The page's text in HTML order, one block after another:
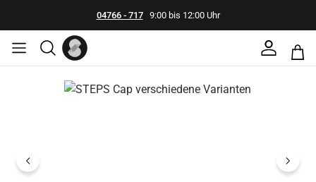
04766 - 7179:00 bis 12:00 Uhr
Bildergalerie überspringen